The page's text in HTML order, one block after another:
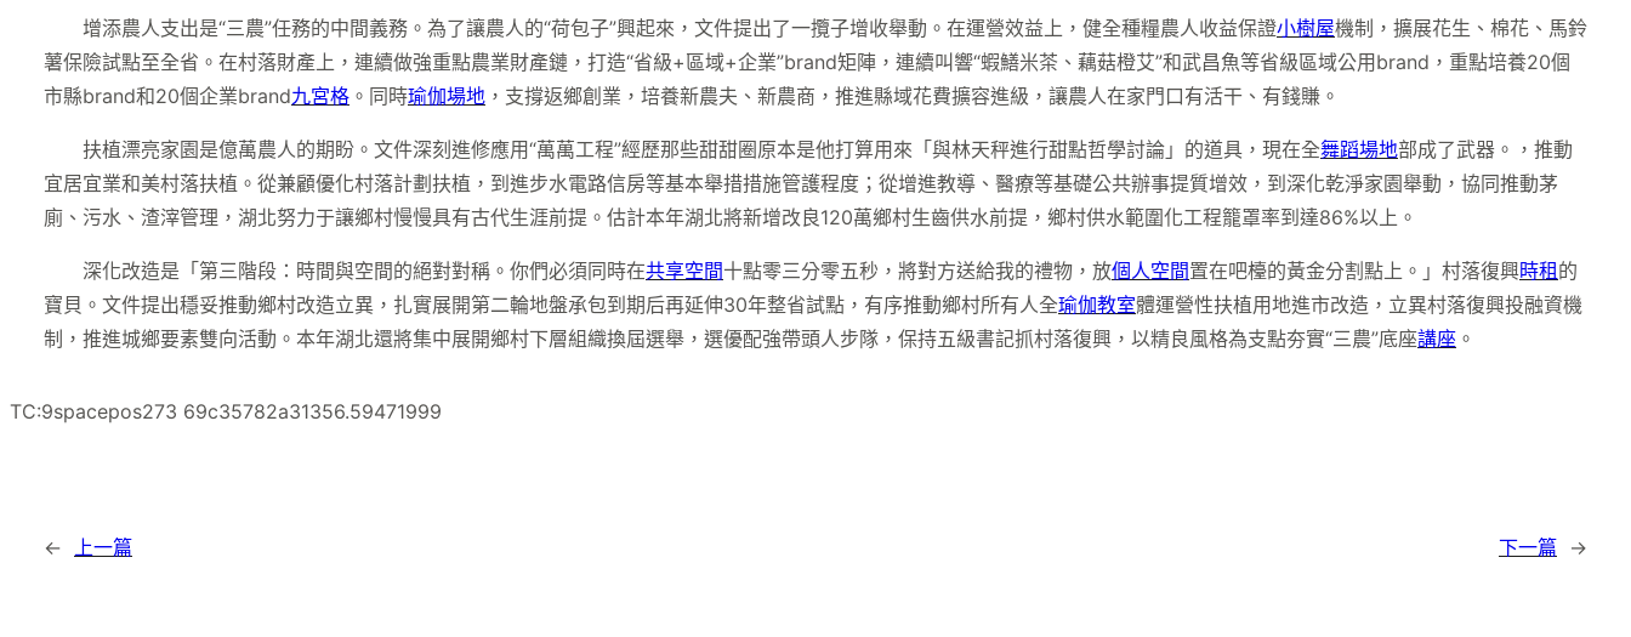
增添農人支出是“三農”任務的中間義務。為了讓農人的“荷包子”興起來，文件提出了一攬子增收舉動。在運營效益上，健全種糧農人收益保證小樹屋機制，擴展花生、棉花、馬鈴
薯保險試點至全省。在村落財產上，連續做強重點農業財產鏈，打造“省級+區域+企業”brand矩陣，連續叫響“蝦鱔米茶、藕菇橙艾”和武昌魚等省級區域公用brand，重點培養20個
市縣brand和20個企業brand九宮格 。同時瑜伽場地 ，支撐返鄉創業，培養新農夫、新農商，推進縣域花費擴容進級，讓農人在家門口有活干、有錢賺。
扶植漂亮家園是億萬農人的期盼。文件深刻進修應用“萬萬工程”經歷那些甜甜圈原本是他打算用來「與林天秤進行甜點哲學討論」的道具，現在全舞蹈場地部成了武器。，推動
宜居宜業和美村落扶植。從兼顧優化村落計劃扶植，到進步水電路信房等基本舉措措施管護程度；從增進教導、醫療等基礎公共辦事提質增效，到深化乾淨家園舉動，協同推動茅
廁、污水、渣滓管理，湖北努力于讓鄉村慢慢具有古代生涯前提。估計本年湖北將新增改良120萬鄉村生齒供水前提，鄉村供水範圍化工程籠罩率到達86%以上。
深化改造是「第三階段：時間與空間的絕對對稱。你們必須同時在共享空間十點零三分零五秒，將對方送給我的禮物，放個人空間置在吧檯的黃金分割點上。」村落復興時租 的
寶貝。文件提出穩妥推動鄉村改造立異，扎實展開第二輪地盤承包到期后再延伸30年整省試點，有序推動鄉村所有人全瑜伽教室體運營性扶植用地進市改造，立異村落復興投融資機
制，推進城鄉要素雙向活動。本年湖北還將集中展開鄉村下層組織換屆選舉，選優配強帶頭人步隊，保持五級書記抓村落復興，以精良風格為支點夯實“三農”底座講座 。
TC:9spacepos273 69c35782a31356.59471999
← 上一篇 下一篇 →